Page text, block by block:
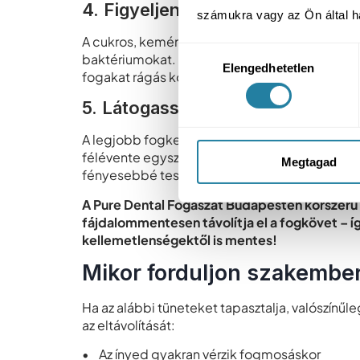
számukra vagy az Ön által
kiválasztásaElengedhetetlen
Megtagad
4. Figyeljen az étrendjére
A cukros, keményítőtartalmú ételek könnyen
baktériumokat. A magas rosttartalmú
fogakat rágás közben, serkentik a
5. Látogasson rendszeresen
A legjobb fogkefével és a legjobb
félévente egyszer beiktasson egy
fényesebbé teszi a fogait, hanem megelőzi a
A Pure Dental Fogászat Budapesten
fájdalommentesen távolítja el a fogkövet –
kellemetlenségektől is mentes!
Mikor forduljon
Ha az alábbi tüneteket tapasztalja,
az eltávolítását:
• Az ínyed gyakran vérzik fogmosáskor